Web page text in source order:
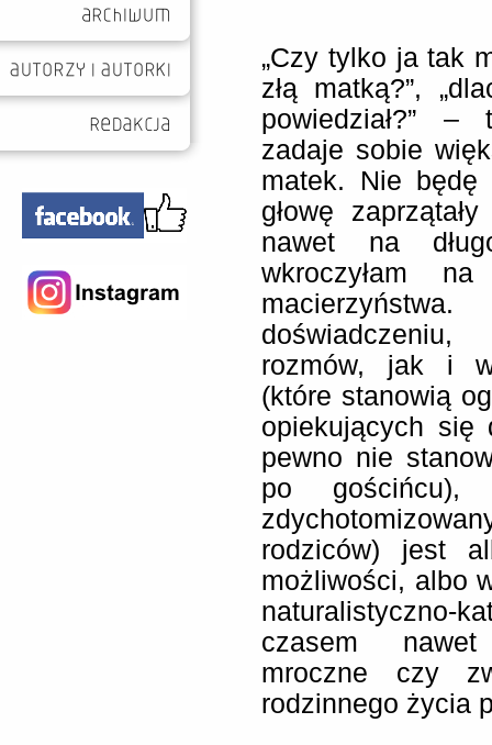
„Czy tylko ja tak
złą matką?”,
powiedział?”
zadaje sobie
matek. Nie
głowę
nawet na
wkroczyłam
rozmów, jak i w
(które stanowią
opiekujących się
pewno nie
po gościńcu),
rodziców) jest
możliwości, albo
naturalistyczno-
czasem nawet
mroczne czy
rodzinnego życia